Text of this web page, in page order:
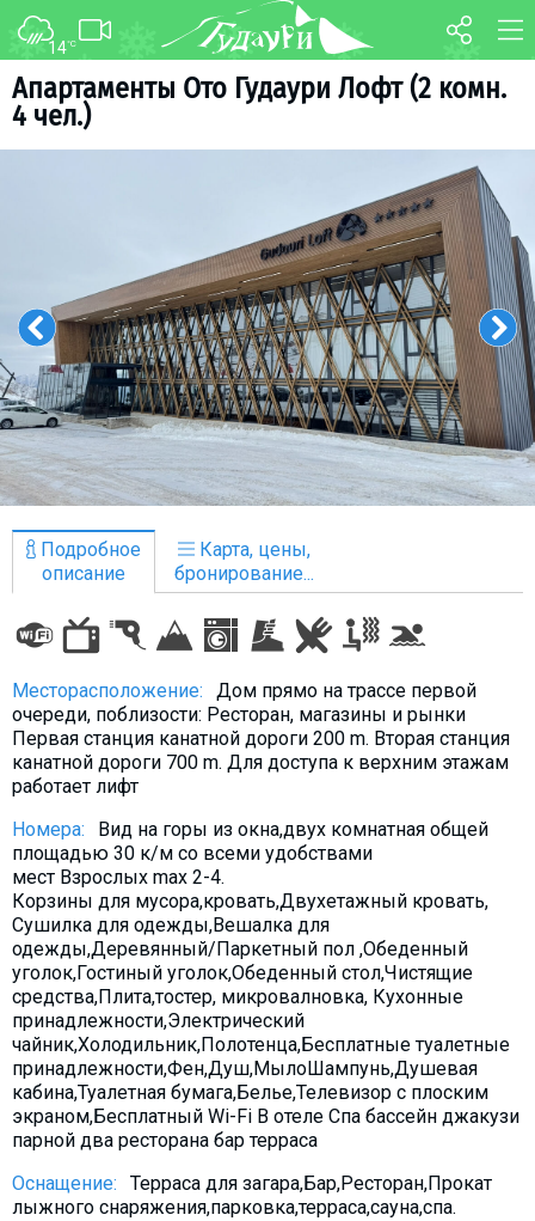
14°C
Апартаменты Ото Гудаури Лофт (2 комн.
4 чел.)
Подробное
описание
Карта, цены,
бронирование...
Месторасположение:
Дом прямо на трассе первой
очереди, поблизости: Ресторан, магазины и рынки
Первая станция канатной дороги 200 m. Вторая станция
канатной дороги 700 m. Для доступа к верхним этажам
работает лифт
Номера:
Вид на горы из окна,двух комнатная общей
площадью 30 к/м со всеми удобствами
мест Взрослых max 2-4.
Корзины для мусора,кровать,Двухетажный кровать,
Сушилка для одежды,Вешалка для
одежды,Деревянный/Паркетный пол ,Обеденный
уголок,Гостиный уголок,Обеденный стол,Чистящие
средства,Плита,тостер, микровалновка, Кухонные
принадлежности,Электрический
чайник,Холодильник,Полотенца,Бесплатные туалетные
принадлежности,Фен,Душ,МылоШампунь,Душевая
кабина,Туалетная бумага,Белье,Телевизор с плоским
экраном,Бесплатный Wi-Fi В отеле Спа бассейн джакузи
парной два ресторана бар терраса
Оснащение:
Терраса для загара,Бар,Ресторан,Прокат
лыжного снаряжения,парковка,терраса,сауна,спа.
ФОРУМ КАРТА
О курорте
Прокат
Ски-сервис
Дети в Гудаури
Развлечения
Календарь событий
Телеграм-канал
ПРОЖИВАНИЕ
Квартиры
Коттеджи
Отели
Долгосрочная аренда
Казбеги
Другое
ГРУЗИЯ
О Грузии
Визы и Документы
Что пить?
Деньги
Галерея